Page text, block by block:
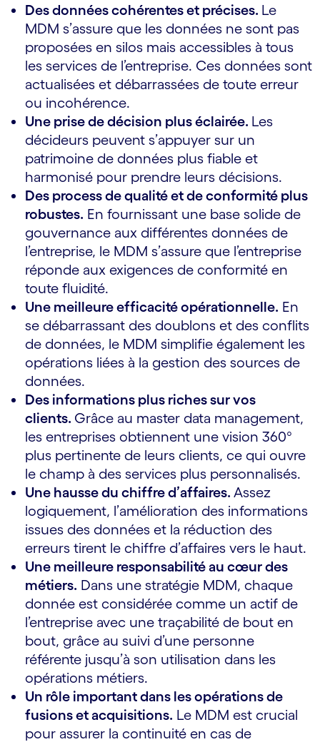
Des données cohérentes et précises. Le
MDM s’assure que les données ne sont pas
proposées en silos mais accessibles à tous
les services de l’entreprise. Ces données sont
actualisées et débarrassées de toute erreur
ou incohérence.
Une prise de décision plus éclairée. Les
décideurs peuvent s’appuyer sur un
patrimoine de données plus fiable et
harmonisé pour prendre leurs décisions.
Des process de qualité et de conformité plus
robustes. En fournissant une base solide de
gouvernance aux différentes données de
l’entreprise, le MDM s’assure que l’entreprise
réponde aux exigences de conformité en
toute fluidité.
Une meilleure efficacité opérationnelle. En
se débarrassant des doublons et des conflits
de données, le MDM simplifie également les
opérations liées à la gestion des sources de
données.
Des informations plus riches sur vos
clients. Grâce au master data management,
les entreprises obtiennent une vision 360°
plus pertinente de leurs clients, ce qui ouvre
le champ à des services plus personnalisés.
Une hausse du chiffre d’affaires. Assez
logiquement, l’amélioration des informations
issues des données et la réduction des
erreurs tirent le chiffre d’affaires vers le haut.
Une meilleure responsabilité au cœur des
métiers. Dans une stratégie MDM, chaque
donnée est considérée comme un actif de
l’entreprise avec une traçabilité de bout en
bout, grâce au suivi d’une personne
référente jusqu’à son utilisation dans les
opérations métiers.
Un rôle important dans les opérations de
fusions et acquisitions. Le MDM est crucial
pour assurer la continuité en cas de